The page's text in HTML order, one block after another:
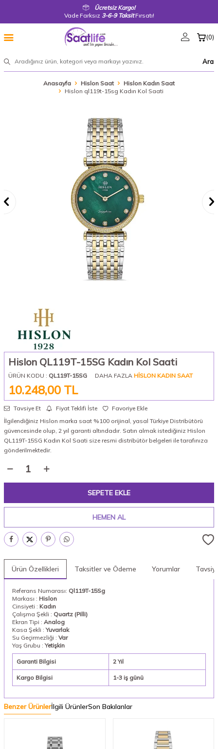
Ücretsiz Kargo!
Vade Farksız 3-6-9 TaksitFırsatı!
Ara
(0)
Anasayfa Hislon Saat
Hislon Kadın Saat
Hislon ql119t-15sg Kadın Kol Saati
Hislon QL119T-15SG Kadın Kol Saati
ÜRÜN KODU : QL119T-15SG DAHA FAZLA HISLON KADIN SAAT
10.248,00 TL
Tavsiye Et Fiyat Teklifi İste
Favoriye Ekle
İlgilendiğiniz Hislon marka saat %100 orijinal, yasal Türkiye Distribütörü
güvencesinde olup, 2 yıl garanti altındadır. Satın almak istediğiniz Hislon
QL119T-15SG Kadın Kol Saati size resmi distribütör belgeleri ile tarafınıza
gönderilmektedir.
SEPETE EKLE
HEMEN AL
Ürün Özellikleri Taksitler ve Ödeme Yorumlar
Referans Numarası: Ql119T-15Sg
Markası : Hislon
Cinsiyeti : Kadın
Çalışma Şekli : Quartz (Pilli)
Ekran Tipi : Analog
Kasa Şekli :Yuvarlak
Su Geçirmezliği : Var
Yaş Grubu :Yetişkin
Garanti Bilgisi 2 Yıl
Kargo Bilgisi 1-3 iş günü
Benzer Ürünlerİlgili ÜrünlerSon Bakılanlar